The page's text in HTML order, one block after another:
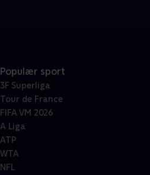
Populær sport
3F Superliga
Tour de France
FIFA VM 2026
A Liga
ATP
WTA
NFL